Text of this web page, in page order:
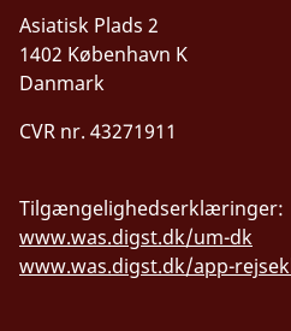
Asiatisk Plads 2
1402 København K
Danmark
CVR nr. 43271911
Tilgængelighedserklæringer:
www.was.digst.dk/um-dk
www.was.digst.dk/app-